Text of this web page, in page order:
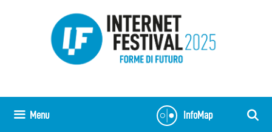
InfoMap
Menu